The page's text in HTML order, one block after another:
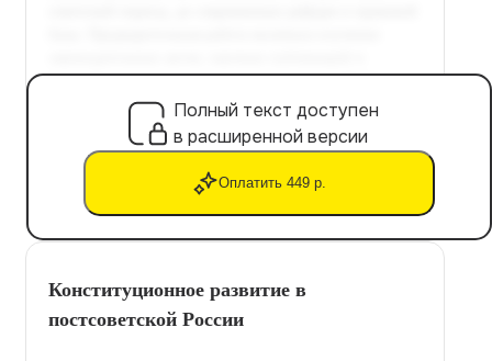
Полный текст доступен
в расширенной версии
Оплатить 449 р.
Конституционное развитие в
постсоветской России